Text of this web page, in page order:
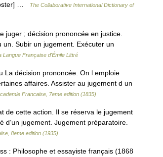
…
The Collaborative International Dictionary of
; décision prononcée en justice.
Subir un jugement. Exécuter un
Langue Française d'Émile Littré
La décision prononcée. On l emploie
affaires. Assister au jugement d un
Francaise, 7eme edition (1835)
de cette action. Il se réserva le jugement
d’un jugement. Jugement préparatoire.
8eme edition (1935)
et essayiste français (1868